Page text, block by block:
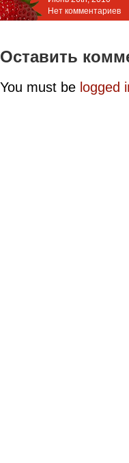
Нет комментариев
Оставить
You must be logged